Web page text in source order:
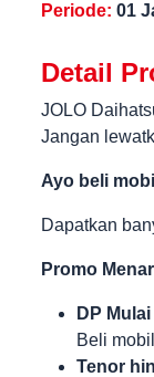
Periode: 01
Detail
JOLO
Jangan
Ayo beli
Dapatkan
Promo
DP
Beli
Tenor